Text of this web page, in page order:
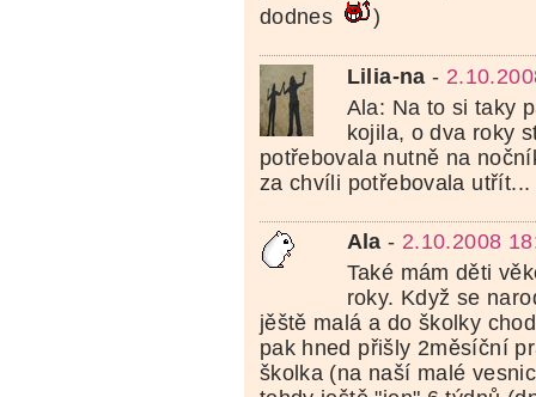
dodnes
)
Lilia-na -
Ala: Na to si taky
kojila, o dva roky
potřebovala nutně na
za chvíli potřebovala utřít...
Ala - 2.10.2008
Také mám děti
roky. Když se
jěště malá a do školky
pak hned přišly 2měsíční
školka (na naší malé